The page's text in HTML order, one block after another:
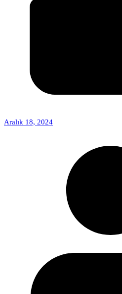
Aralık 18, 2024